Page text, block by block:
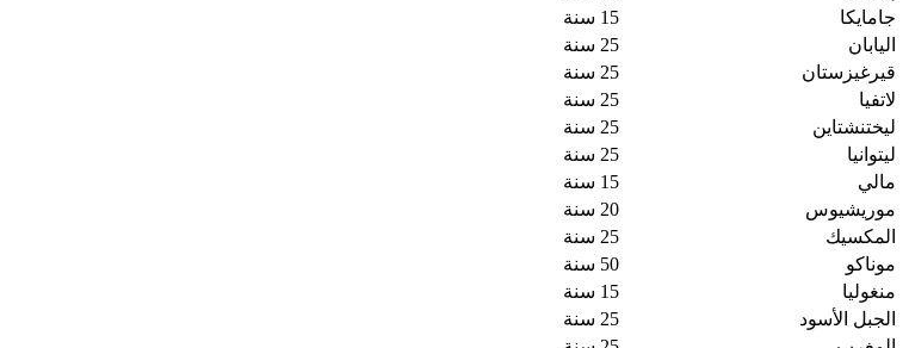
جامايكا
15 سنة
اليابان
25 سنة
قيرغيزستان
25 سنة
لاتفيا
25 سنة
ليختنشتاين
25 سنة
ليتوانيا
25 سنة
مالي
15 سنة
موريشيوس
20 سنة
المكسيك
25 سنة
موناكو
50 سنة
منغوليا
15 سنة
الجبل الأسود
25 سنة